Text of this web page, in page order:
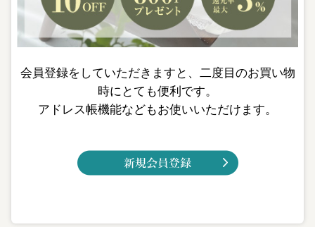
会員登録をしていただきますと、二度目のお買い物
時にとても便利です。
アドレス帳機能などもお使いいただけます。